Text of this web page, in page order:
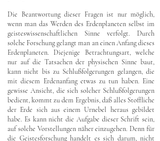
Die Beantwortung dieser Fragen ist nur möglich,
wenn man das Werden des Erdenplaneten selbst im
geisteswissenschaftlichen Sinne verfolgt. Durch
solche Forschung gelangt man an einen Anfang dieses
Erdenplaneten. Diejenige Betrachtungsart, welche
nur auf die Tatsachen der physischen Sinne baut,
kann nicht bis zu Schlußfolgerungen gelangen, die
mit diesem Erdenanfang etwas zu tun haben. Eine
gewisse Ansicht, die sich solcher Schlußfolgerungen
bedient, kommt zu dem Ergebnis, daß alles Stoffliche
der Erde sich aus einem Urnebel heraus gebildet
habe. Es kann nicht die Aufgabe dieser Schrift sein,
auf solche Vorstellungen näher einzugehen. Denn für
die Geistesforschung handelt es sich darum, nicht